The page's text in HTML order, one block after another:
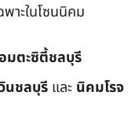
พาะในโซนนิคม
มตะซิตี้ชลบุรี
นชลบุรี และ นิคมโรจ